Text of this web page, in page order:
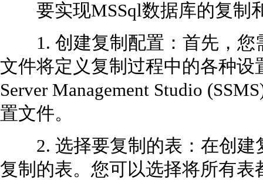
要实现MSSql数据库的复制
1. 创建复制配置：首先，您
文件将定义复制过程中的各种设
Server Management Studio
置文件。
2. 选择要复制的表：在创建
复制的表。您可以选择将所有